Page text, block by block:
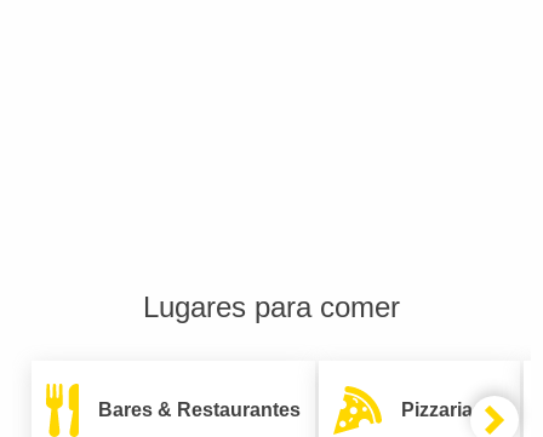
Lugares para comer
Bares & Restaurantes Pizzarias